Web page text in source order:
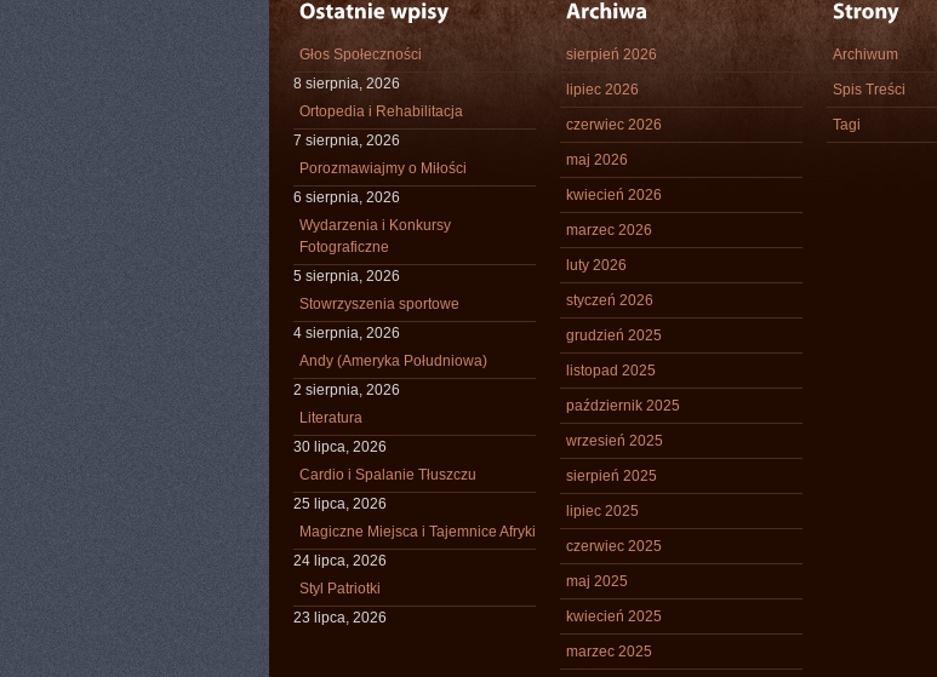
Głos Społeczności
8 sierpnia, 2026
Ortopedia i Rehabilitacja
7 sierpnia, 2026
Porozmawiajmy o Miłości
6 sierpnia, 2026
Wydarzenia i Konkursy
Fotograficzne
5 sierpnia, 2026
Stowrzyszenia sportowe
4 sierpnia, 2026
Andy (Ameryka Południowa)
2 sierpnia, 2026
Literatura
30 lipca, 2026
Cardio i Spalanie Tłuszczu
25 lipca, 2026
Magiczne Miejsca i Tajemnice Afryki
24 lipca, 2026
Styl Patriotki
23 lipca, 2026
sierpień 2026
lipiec 2026
czerwiec 2026
maj 2026
kwiecień 2026
marzec 2026
luty 2026
styczeń 2026
grudzień 2025
listopad 2025
październik 2025
wrzesień 2025
sierpień 2025
lipiec 2025
czerwiec 2025
maj 2025
kwiecień 2025
marzec 2025
Archiwum
Spis Treści
Tagi